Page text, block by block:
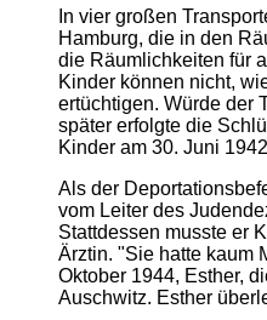
In vier großen
Hamburg, die in den
die Räumlichkeiten für
Kinder können nicht,
ertüchtigen. Würde der
später erfolgte die
Kinder am 30. Juni
Als der
vom Leiter des
Stattdessen musste er
Ärztin. "Sie hatte kaum
Oktober 1944, Esther,
Auschwitz. Esther